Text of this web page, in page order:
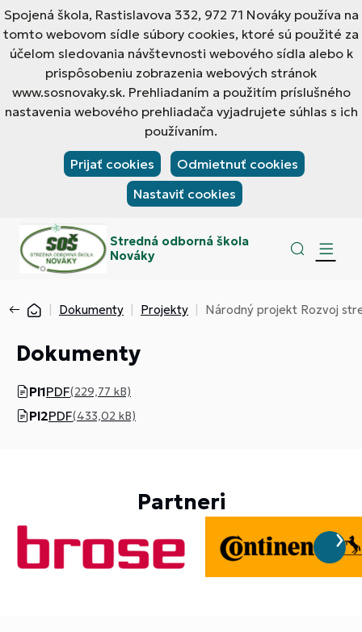
Spojená škola, Rastislavova 332, 972 71 Nováky používa na
tomto webovom sídle súbory cookies, ktoré sú použité za
účelom sledovania návštevnosti webového sídla alebo k
prispôsobeniu zobrazenia webových stránok
www.sosnovaky.sk. Prehliadaním a použitím príslušného
nastavenia webového prehliadača vyjadrujete súhlas s ich
používaním.
Prijať cookies
Odmietnuť cookies
Nastaviť cookies
Stredná odborná škola
Nováky
Dokumenty Projekty Národný projekt Rozvoj
Dokumenty
Pl1PDF(229,77 kB)
Pl2PDF(433,02 kB)
Partneri